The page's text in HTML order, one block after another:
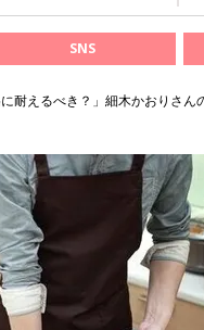
SNS
耐えるべき？」細木かおりさん